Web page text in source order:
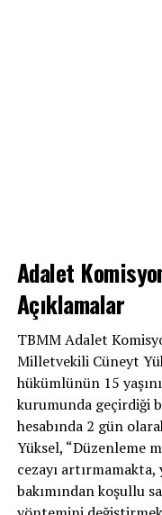
Adalet
Açıklamalar
TBMM Adalet
Milletvekili Cüneyt
hükümlünün 15
kurumunda geçirdiği
hesabında 2 gün
Yüksel, “Düzenleme
cezayı artırmamakta,
bakımından koşullu